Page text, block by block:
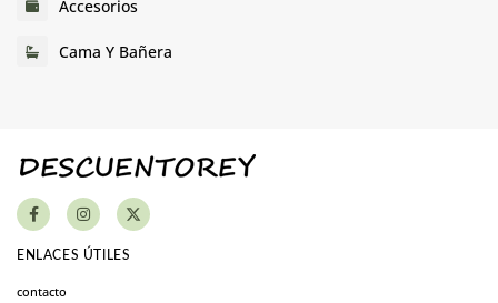
Accesorios
Cama Y Bañera
ENLACES ÚTILES
contacto